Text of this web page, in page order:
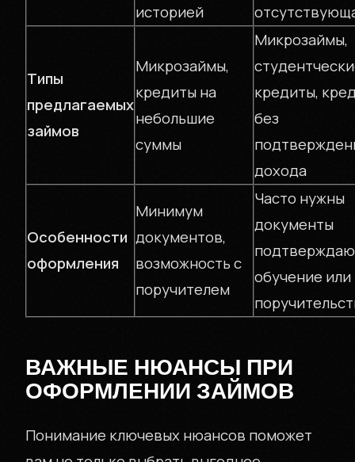
историей
Типы
предлагаемых
займов
Микрозаймы,
кредиты на
небольшие
суммы
Микрозаймы,
кредиты,
без
дохода
Особенности
оформления
Минимум
документов,
возможность с
поручителем
Часто нужны
документы
обучение или
ВАЖНЫЕ НЮАНСЫ ПРИ
ОФОРМЛЕНИИ ЗАЙМОВ
Понимание ключевых нюансов поможет